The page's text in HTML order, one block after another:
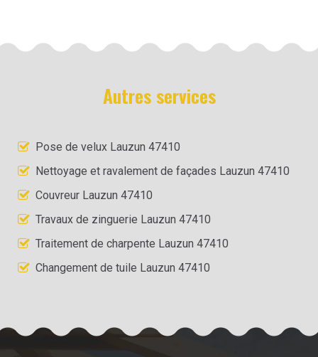
Autres services
Pose de velux Lauzun 47410
Nettoyage et ravalement de façades Lauzun 47410
Couvreur Lauzun 47410
Travaux de zinguerie Lauzun 47410
Traitement de charpente Lauzun 47410
Changement de tuile Lauzun 47410